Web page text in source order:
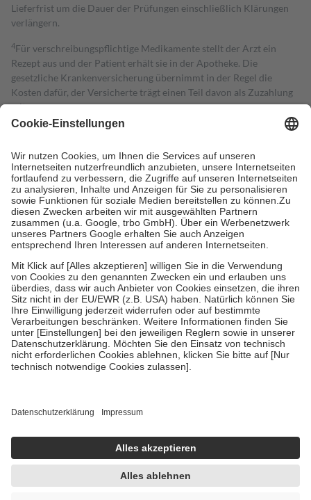
Lieferfrist um die Dauer der Prüfungen einschließlich Klärungen
verlängern.
4Für verschreibungspflichtige Medikamente stellt der Arzt ein
Rezept aus und der Patient erhält sie in der Apotheke. Die
gesetzliche Krankenversicherung übernimmt in der Regel die
Kosten dafür, der Versicherte trägt einen Teil davon als Zuzahlung
mit.
Grundsätzlich leisten Mitglieder Zuzahlungen in Höhe von zehn
höchstens zehn Euro.
Es sind jedoch nie mehr als die tatsächlichen
Kosten der Leistung zu entrichten.
Diese Regeln gelten grundsätzlich auch für Online-Apotheken.
Bei Heilmitteln und häuslicher Krankenpflege beträgt die
Zuzahlung zehn Prozent der Kosten sowie zehn Euro je
Verordnung.
Um das Engagement der Versicherten für ihre eigene Gesundheit zu
stärken und die besondere Stellung der Familie zu unterstützen,
fallenkeine Zuzahlungenan bei:
• Kindern und Jugendlichen bis zum vollendeten 18. Lebensjahr
mit Ausnahme der Fahrkosten
• Untersuchungen zur Vorsorge und Früherkennung, die von der
GKV getragen werden
• empfohlenen Schutzimpfungen
• Harn- und Blutteststreifen
getroffen, um sicherzustellen, dass es sich um echte Bewertungen
https://help.etrusted.com/hc/de/articles/4419944605341
Einige Bilder und Inhalte wurden unter Zuhilfenahme künstlicher